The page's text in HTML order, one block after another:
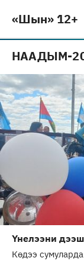
«Шын» 12+
НААДЫМ-
Үнелээни
Көдээ